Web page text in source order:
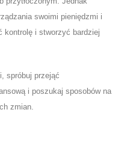
swoimi pieniędzmi i
kontrolę i stworzyć bardziej
spróbuj przejąć
i poszukaj sposobów na
zmian.